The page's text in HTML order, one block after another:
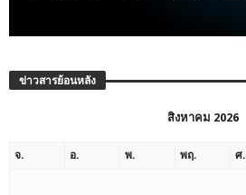
ข่าวสารย้อนหลัง
สิงหาคม 2026
จ. อ. พ. พฤ. ศ.